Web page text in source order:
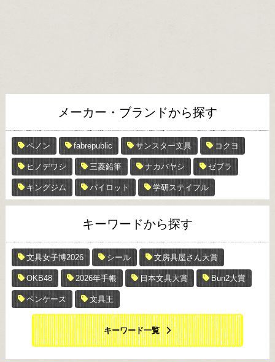
メーカー・ブランドから探す
ペノン fabrepublic サンスター文具 コクヨ
ヒノデワシ 三菱鉛筆 ナカバヤシ ゼブラ
キングジム パイロット 学研ステイフル
キーワードから探す
文具女子博2026 シール 文房具屋さん大賞
OKB48 2026年手帳 日本文具大賞 Bun2大賞
ペンケース 文具王
キーワード一覧